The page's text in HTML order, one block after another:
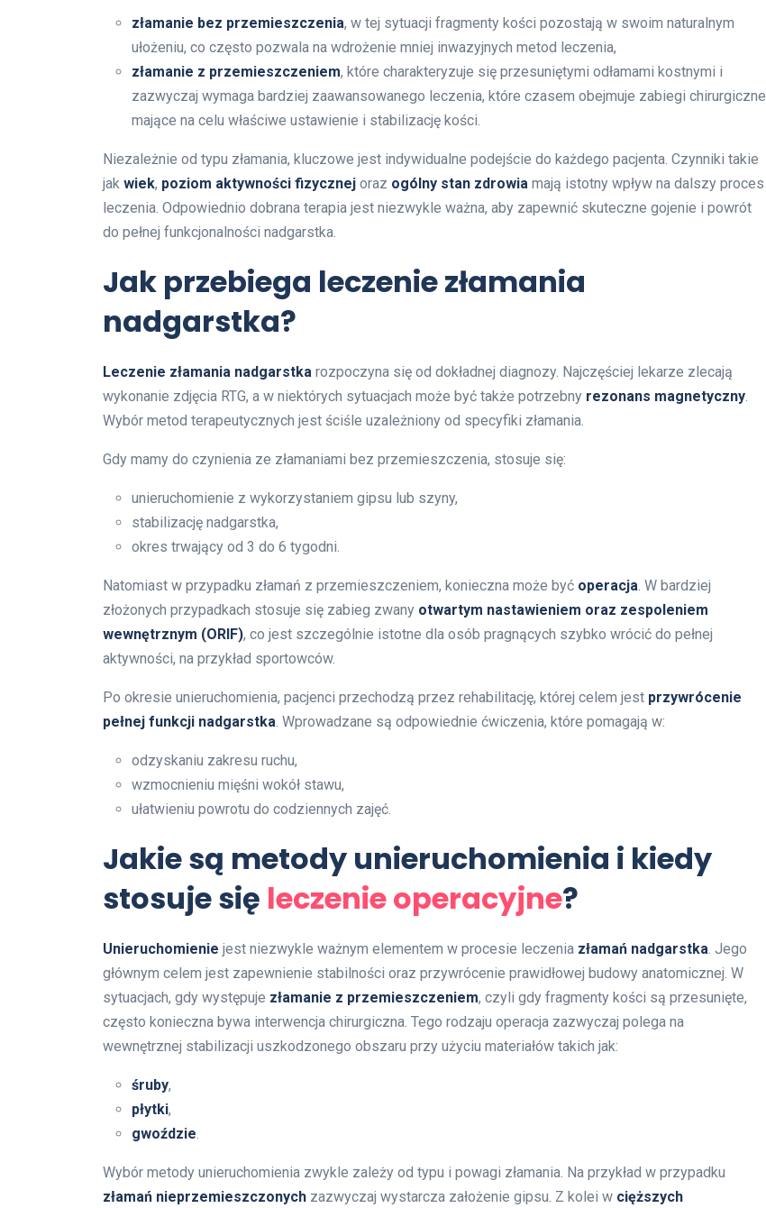
złamanie bez przemieszczenia, w tej sytuacji fragmenty kości pozostają w swoim naturalnym
ułożeniu, co często pozwala na wdrożenie mniej inwazyjnych metod leczenia,
złamanie z przemieszczeniem, które charakteryzuje się przesuniętymi odłamami kostnymi i
zazwyczaj wymaga bardziej zaawansowanego leczenia, które czasem obejmuje zabiegi chirurgiczne
mające na celu właściwe ustawienie i stabilizację kości.
Niezależnie od typu złamania, kluczowe jest indywidualne podejście do każdego pacjenta. Czynniki takie
jak wiek, poziom aktywności fizycznej oraz ogólny stan zdrowia mają istotny wpływ na dalszy proces
leczenia. Odpowiednio dobrana terapia jest niezwykle ważna, aby zapewnić skuteczne gojenie i powrót
do pełnej funkcjonalności nadgarstka.
Jak przebiega leczenie złamania
nadgarstka?
Leczenie złamania nadgarstka rozpoczyna się od dokładnej diagnozy. Najczęściej lekarze zlecają
wykonanie zdjęcia RTG, a w niektórych sytuacjach może być także potrzebny rezonans magnetyczny.
Wybór metod terapeutycznych jest ściśle uzależniony od specyfiki złamania.
Gdy mamy do czynienia ze złamaniami bez przemieszczenia, stosuje się:
unieruchomienie z wykorzystaniem gipsu lub szyny,
stabilizację nadgarstka,
okres trwający od 3 do 6 tygodni.
Natomiast w przypadku złamań z przemieszczeniem, konieczna może być operacja. W bardziej
złożonych przypadkach stosuje się zabieg zwany otwartym nastawieniem oraz zespoleniem
wewnętrznym (ORIF), co jest szczególnie istotne dla osób pragnących szybko wrócić do pełnej
aktywności, na przykład sportowców.
Po okresie unieruchomienia, pacjenci przechodzą przez rehabilitację, której celem jest przywrócenie
pełnej funkcji nadgarstka. Wprowadzane są odpowiednie ćwiczenia, które pomagają w:
odzyskaniu zakresu ruchu,
wzmocnieniu mięśni wokół stawu,
ułatwieniu powrotu do codziennych zajęć.
Jakie są metody unieruchomienia i kiedy
stosuje się leczenie operacyjne?
Unieruchomienie jest niezwykle ważnym elementem w procesie leczenia złamań nadgarstka. Jego
głównym celem jest zapewnienie stabilności oraz przywrócenie prawidłowej budowy anatomicznej. W
sytuacjach, gdy występuje złamanie z przemieszczeniem, czyli gdy fragmenty kości są przesunięte,
często konieczna bywa interwencja chirurgiczna. Tego rodzaju operacja zazwyczaj polega na
wewnętrznej stabilizacji uszkodzonego obszaru przy użyciu materiałów takich jak:
śruby,
płytki,
gwoździe.
Wybór metody unieruchomienia zwykle zależy od typu i powagi złamania. Na przykład w przypadku
złamań nieprzemieszczonych zazwyczaj wystarcza założenie gipsu. Z kolei w cięższych